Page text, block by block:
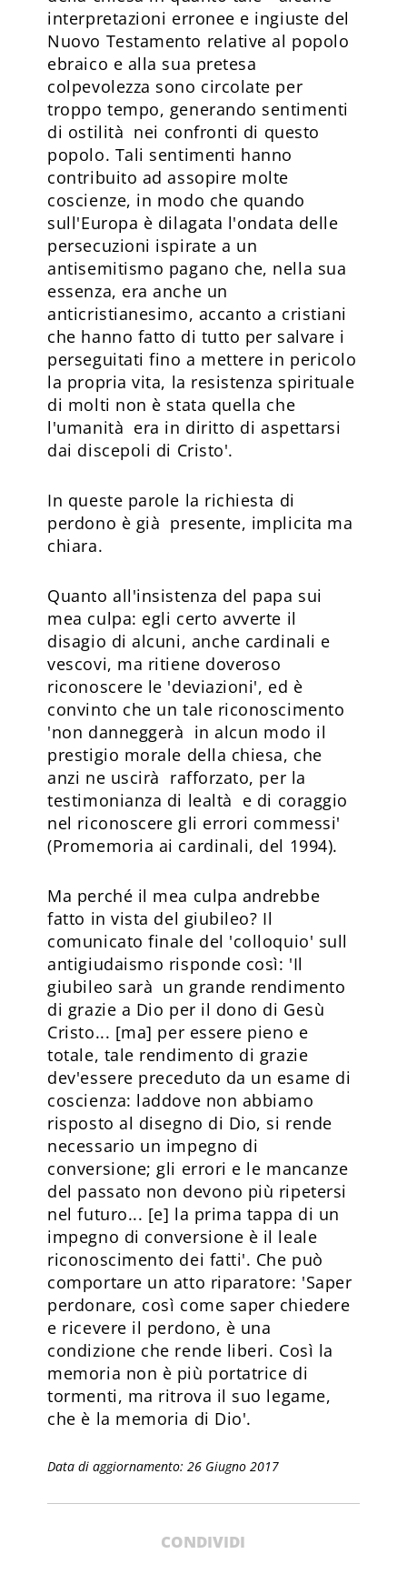
interpretazioni erronee e ingiuste del
Nuovo Testamento relative al popolo
ebraico e alla sua pretesa
colpevolezza sono circolate per
troppo tempo, generando sentimenti
di ostilità nei confronti di questo
popolo. Tali sentimenti hanno
contribuito ad assopire molte
coscienze, in modo che quando
sull'Europa è dilagata l'ondata delle
persecuzioni ispirate a un
antisemitismo pagano che, nella sua
essenza, era anche un
anticristianesimo, accanto a cristiani
che hanno fatto di tutto per salvare i
perseguitati fino a mettere in pericolo
la propria vita, la resistenza spirituale
di molti non è stata quella che
l'umanità era in diritto di aspettarsi
dai discepoli di Cristo'.
In queste parole la richiesta di
perdono è già presente, implicita ma
chiara.
Quanto all'insistenza del papa sui
mea culpa: egli certo avverte il
disagio di alcuni, anche cardinali e
vescovi, ma ritiene doveroso
riconoscere le 'deviazioni', ed è
convinto che un tale riconoscimento
'non danneggerà in alcun modo il
prestigio morale della chiesa, che
anzi ne uscirà rafforzato, per la
testimonianza di lealtà e di coraggio
nel riconoscere gli errori commessi'
(Promemoria ai cardinali, del 1994).
Ma perché il mea culpa andrebbe
fatto in vista del giubileo? Il
comunicato finale del 'colloquio' sull
antigiudaismo risponde così: 'Il
giubileo sarà un grande rendimento
di grazie a Dio per il dono di Gesù
Cristo... [ma] per essere pieno e
totale, tale rendimento di grazie
dev'essere preceduto da un esame di
coscienza: laddove non abbiamo
risposto al disegno di Dio, si rende
necessario un impegno di
conversione; gli errori e le mancanze
del passato non devono più ripetersi
nel futuro... [e] la prima tappa di un
impegno di conversione è il leale
riconoscimento dei fatti'. Che può
comportare un atto riparatore: 'Saper
perdonare, così come saper chiedere
e ricevere il perdono, è una
condizione che rende liberi. Così la
memoria non è più portatrice di
tormenti, ma ritrova il suo legame,
che è la memoria di Dio'.
Data di aggiornamento: 26 Giugno 2017
CONDIVIDI